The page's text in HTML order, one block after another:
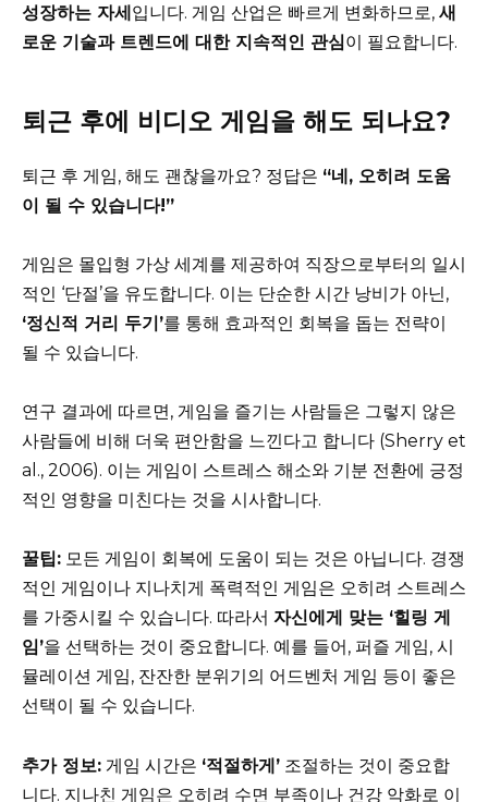
성장하는 자세입니다. 게임 산업은 빠르게 변화하므로, 새
로운 기술과 트렌드에 대한 지속적인 관심이 필요합니다.
퇴근 후에 비디오 게임을 해도 되나요?
퇴근 후 게임, 해도 괜찮을까요? 정답은 “네, 오히려 도움
이 될 수 있습니다!”
게임은 몰입형 가상 세계를 제공하여 직장으로부터의 일시
적인 ‘단절’을 유도합니다. 이는 단순한 시간 낭비가 아닌,
‘정신적 거리 두기’를 통해 효과적인 회복을 돕는 전략이
될 수 있습니다.
연구 결과에 따르면, 게임을 즐기는 사람들은 그렇지 않은
사람들에 비해 더욱 편안함을 느낀다고 합니다 (Sherry et
al., 2006). 이는 게임이 스트레스 해소와 기분 전환에 긍정
적인 영향을 미친다는 것을 시사합니다.
꿀팁: 모든 게임이 회복에 도움이 되는 것은 아닙니다. 경쟁
적인 게임이나 지나치게 폭력적인 게임은 오히려 스트레스
를 가중시킬 수 있습니다. 따라서 자신에게 맞는 ‘힐링 게
임’을 선택하는 것이 중요합니다. 예를 들어, 퍼즐 게임, 시
뮬레이션 게임, 잔잔한 분위기의 어드벤처 게임 등이 좋은
선택이 될 수 있습니다.
추가 정보: 게임 시간은 ‘적절하게’ 조절하는 것이 중요합
니다. 지나친 게임은 오히려 수면 부족이나 건강 악화로 이